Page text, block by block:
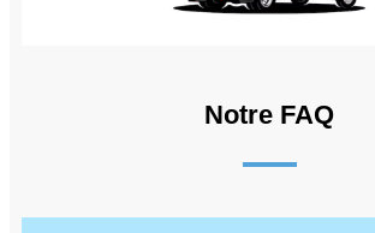
Notre FAQ